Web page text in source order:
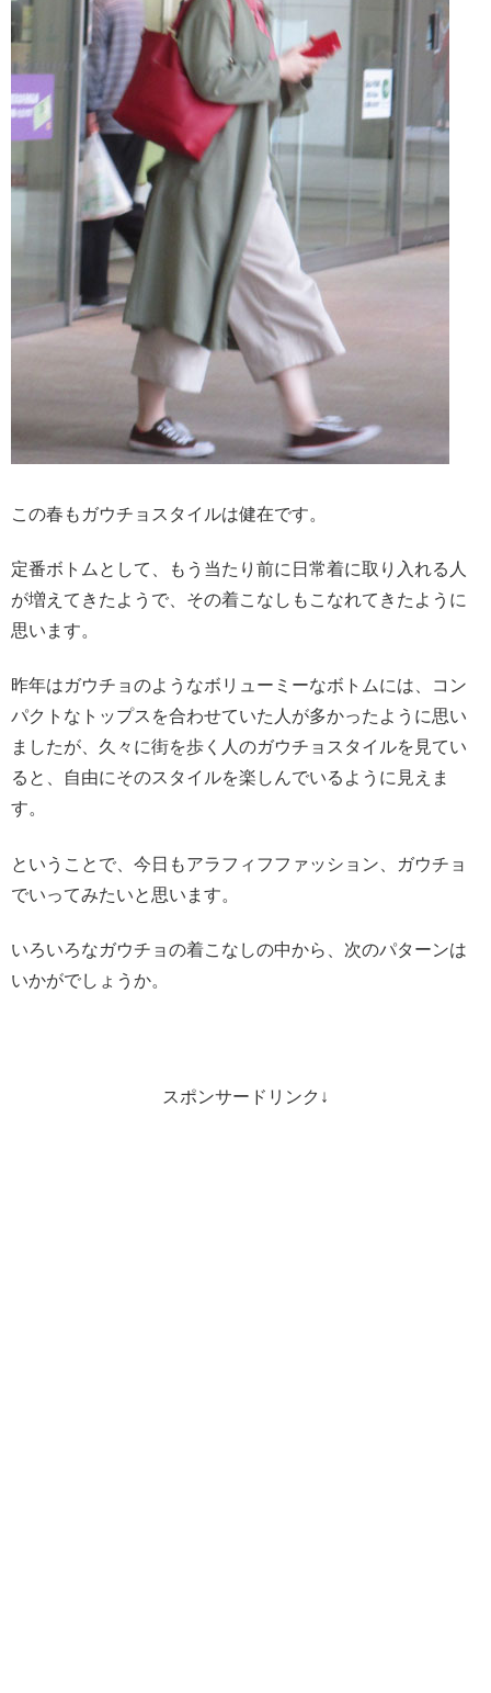
この春もガウチョスタイルは健在です。
定番ボトムとして、もう当たり前に日常着に取り入れる人
が増えてきたようで、その着こなしもこなれてきたように
思います。
昨年はガウチョのようなボリューミーなボトムには、コン
パクトなトップスを合わせていた人が多かったように思い
ましたが、久々に街を歩く人のガウチョスタイルを見てい
ると、自由にそのスタイルを楽しんでいるように見えま
す。
ということで、今日もアラフィフファッション、ガウチョ
でいってみたいと思います。
いろいろなガウチョの着こなしの中から、次のパターンは
いかがでしょうか。
スポンサードリンク↓